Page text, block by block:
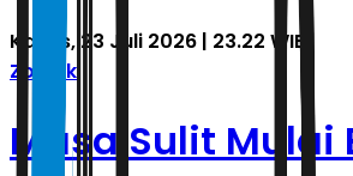
Kamis, 23 Juli 2026 | 23.22 WIB
Zodiak
Masa Sulit Mulai